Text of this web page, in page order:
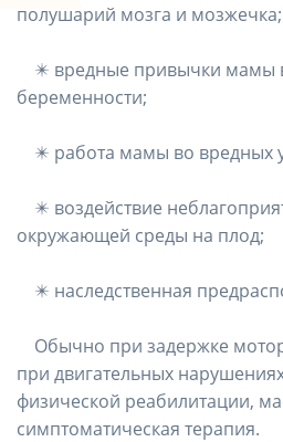
полушарий мозга и мозжечка;
⠀ ✴️ вредные привычки мамы
беременности;
⠀ ✴️ работа мамы во вредных
⠀ ✴️ воздействие
окружающей среды на плод;
⠀ ✴️ наследственная
⠀ Обычно при задержке
при двигательных
физической реабилитации,
симптоматическая терапия.